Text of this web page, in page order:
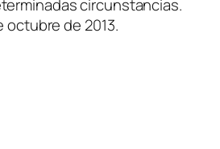
circunstancias.
octubre de 2013.